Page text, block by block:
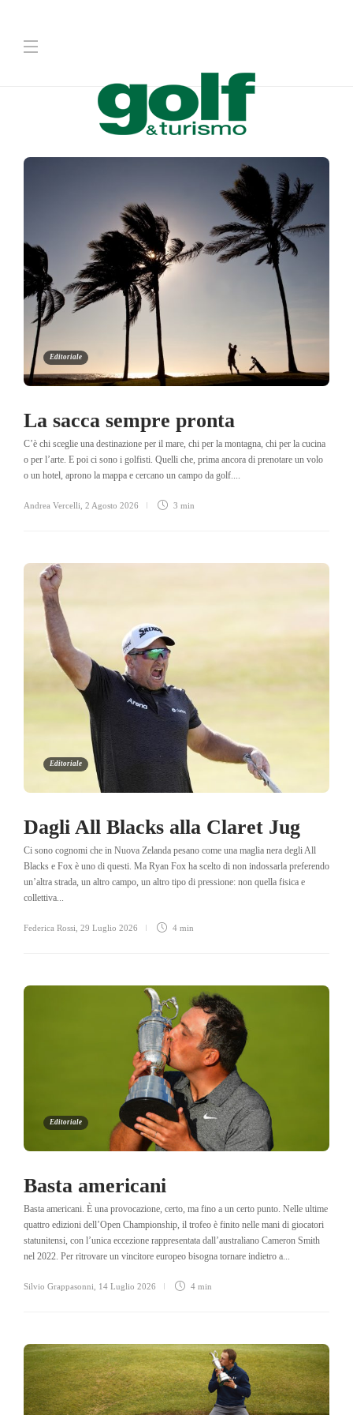
Editoriale
La sacca sempre pronta
C’è chi sceglie una destinazione per il mare, chi per la montagna, chi per la cucina
o per l’arte. E poi ci sono i golfisti. Quelli che, prima ancora di prenotare un volo
o un hotel, aprono la mappa e cercano un campo da golf....
Andrea Vercelli, 2 Agosto 2026 3 min
Editoriale
Dagli All Blacks alla Claret Jug
Ci sono cognomi che in Nuova Zelanda pesano come una maglia nera degli All
Blacks e Fox è uno di questi. Ma Ryan Fox ha scelto di non indossarla preferendo
un’altra strada, un altro campo, un altro tipo di pressione: non quella fisica e
collettiva...
Federica Rossi 29 Luglio 2026 4 min
Editoriale
Basta americani
Basta americani. È una provocazione, certo, ma fino a un certo punto. Nelle ultime
quattro edizioni dell’Open Championship, il trofeo è finito nelle mani di giocatori
statunitensi, con l’unica eccezione rappresentata dall’australiano Cameron Smith
nel 2022. Per ritrovare un vincitore europeo bisogna tornare indietro a...
Silvio Grappasonni 14 Luglio 2026 4 min